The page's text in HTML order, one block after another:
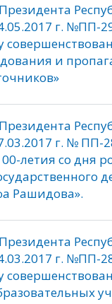
г. №ПП-
и
г. № ПП-
летия со дня
Рашидова».
г. №ПП-